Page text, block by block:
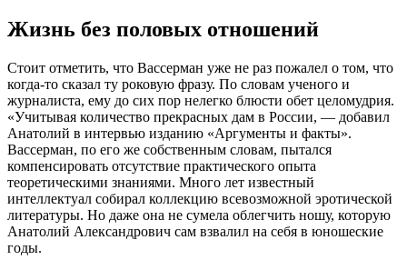
Жизнь без половых отношений
Стоит отметить, что Вассерман уже не раз пожалел о том, что
когда-то сказал ту роковую фразу. По словам ученого и
журналиста, ему до сих пор нелегко блюсти обет целомудрия.
«Учитывая количество прекрасных дам в России, — добавил
Анатолий в интервью изданию «Аргументы и факты».
Вассерман, по его же собственным словам, пытался
компенсировать отсутствие практического опыта
теоретическими знаниями. Много лет известный
интеллектуал собирал коллекцию всевозможной эротической
литературы. Но даже она не сумела облегчить ношу, которую
Анатолий Александрович сам взвалил на себя в юношеские
годы.